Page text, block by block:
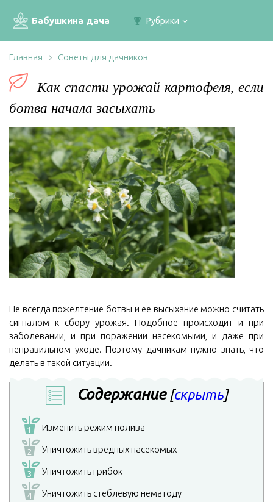
Бабушкина дача Рубрики
Главная Советы для дачников
Как спасти урожай картофеля, если
ботва начала засыхать
Не всегда пожелтение ботвы и ее высыхание можно считать
сигналом к сбору урожая. Подобное происходит и при
заболевании, и при поражении насекомыми, и даже при
неправильном уходе. Поэтому дачникам нужно знать, что
делать в такой ситуации.
Содержание [скрыть]
1 Изменить режим полива
2 Уничтожить вредных насекомых
3 Уничтожить грибок
4 Уничтожить стеблевую нематоду